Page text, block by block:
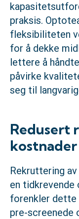
praksis.
fleksibiliteten
for å dekke
lettere å
påvirke
seg til
Redusert
kostnader
Rekruttering
en tidkrevende
forenkler dette
pre-screenede